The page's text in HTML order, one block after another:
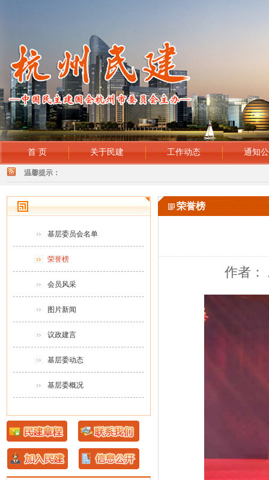
首 页 关于民建 工作动态 通知
温馨提示：
基层委员会名单
荣誉榜
会员风采
图片新闻
议政建言
基层委动态
基层委概况
荣誉榜
作者：